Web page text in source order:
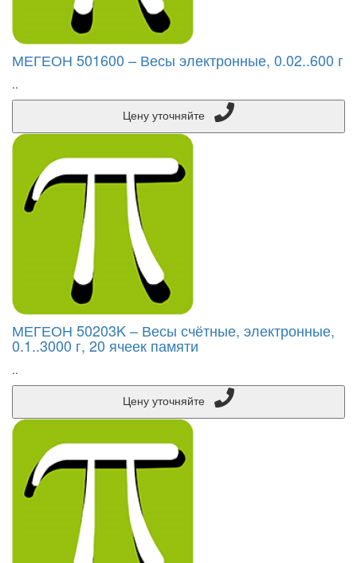
МЕГЕОН 501600 – Весы электронные, 0.02..600 г
..
МЕГЕОН 50203K – Весы счётные, электронные,
0.1..3000 г, 20 ячеек памяти
..